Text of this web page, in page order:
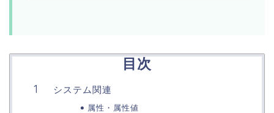
目次
システム関連
属性・属性値